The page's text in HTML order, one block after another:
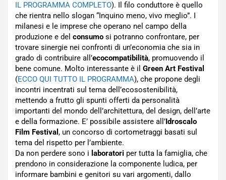
IL PROGRAMMA COMPLETO). Il filo conduttore è quello
che rientra nello slogan “Inquino meno, vivo meglio”. I
milanesi e le imprese che operano nel campo della
produzione e del consumo si potranno confrontare, per
trovare sinergie nei confronti di un’economia che sia in
grado di contribuire all’ecocompatibilità, promuovendo il
bene comune. Molto interessante è il Green Art Festival
(ECCO QUI TUTTO IL PROGRAMMA), che propone degli
incontri incentrati sul tema dell’ecosostenibilità,
mettendo a frutto gli spunti offerti da personalità
importanti del mondo dell’architettura, del design, dell’arte
e della formazione. E’ possibile assistere all’Idroscalo
Film Festival , un concorso di cortometraggi basati sul
tema del rispetto per l’ambiente.
Da non perdere sono i laboratori per tutta la famiglia, che
prendono in considerazione la componente ludica, per
informare bambini e genitori su vari argomenti, dallo